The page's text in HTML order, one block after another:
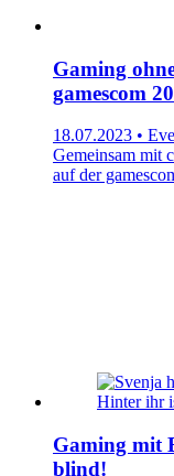
Gaming
gamescom
18.07.2023 •
Gemeinsam mit
auf der
Gaming mit
blind!